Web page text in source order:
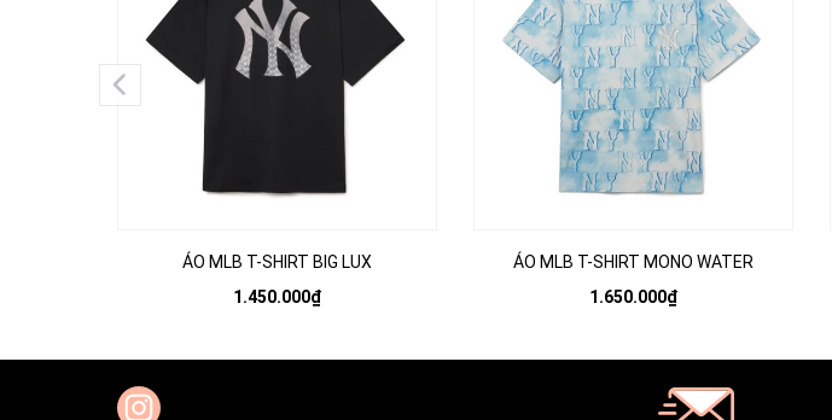
ÁO MLB T-SHIRT BIG LUX
1.450.000₫
ÁO MLB T-SHIRT MONO WATER
1.650.000₫